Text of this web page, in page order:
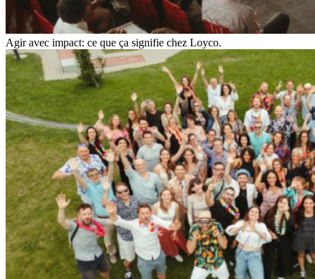
Agir avec impact: ce que ça signifie chez Loyco.